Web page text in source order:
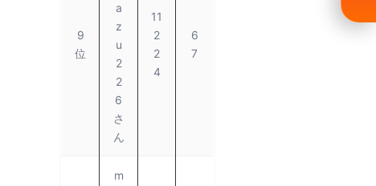
9
位
a
z
u
2
2
6
さ
ん
11
2
2
4
6
7
m